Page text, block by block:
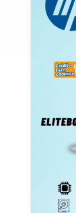
para
de instalar
Condiciones: 🚚 Envíos a todo Colombia 💵
🛡️
venta